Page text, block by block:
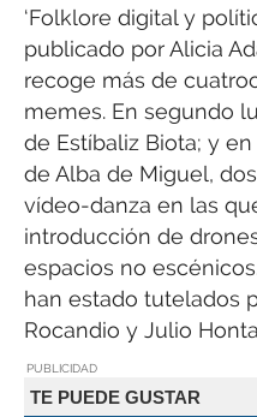
‘Folklore digital y
publicado por Alicia
recoge más de
memes. En segundo
de Estíbaliz Biota; y en
de Alba de Miguel,
vídeo-danza en las
introducción de
espacios no
han estado tutelados
Rocandio y Julio
PUBLICIDAD
TE PUEDE GUSTAR